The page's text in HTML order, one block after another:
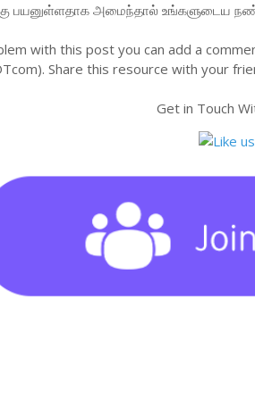
பயனுள்ளதாக அமைந்தால் உங்களுடைய
with this post you can add a
Share this resource with your
Get in Touch